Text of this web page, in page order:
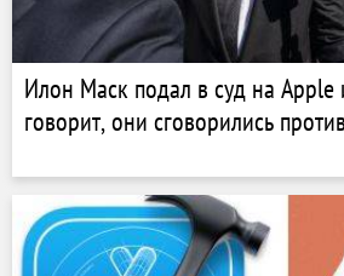
Илон Маск подал в суд на Apple
говорит, они сговорились